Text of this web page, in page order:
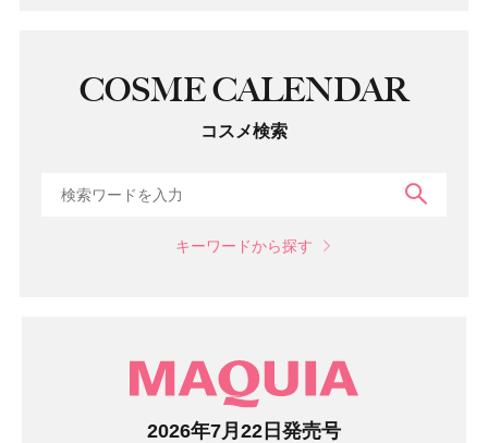
COSME CALENDAR
コスメ検索
キーワードから探す
2026年7月22日発売号